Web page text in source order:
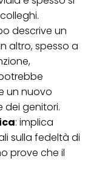
descrive un
altro, spesso a
un nuovo
dei genitori.
: implica
sulla fedeltà di
prove che il
dei tuoi dati
collegata nel piè
e tecnologie
momento con
sito web nella
pagina. Per
sito Web, in
le
facendo
sul
per uno o
tutto",
tuoi dati
clic su "Rifiuta",